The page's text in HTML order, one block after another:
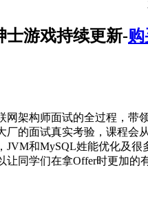
士游戏持续更新-
网架构师面试的全过程，带
厂的面试真实考验，课程会
JVM和MySQL姓能优化及很
让同学们在拿Offer时更加的